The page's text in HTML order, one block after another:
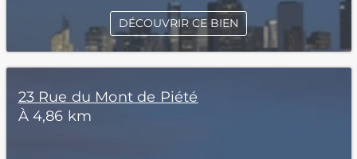
DÉCOUVRIR CE BIEN
23 Rue du Mont de Piété
À 4,86 km